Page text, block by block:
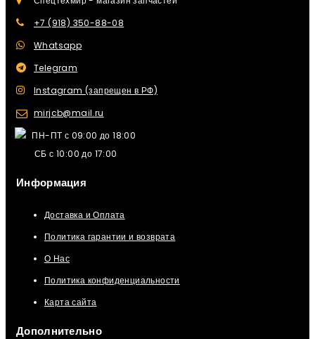
+7 (918) 350-88-08
Whatsapp
Telegram
Instagram (запрещен в РФ)
mirjcb@mail.ru
ПН-ПТ с 09:00 до 18:00
СБ с 10:00 до 17:00
Информация
Доставка и Оплата
Политика гарантии и возврата
О Нас
Политика конфиденциальности
Карта сайта
Дополнительно